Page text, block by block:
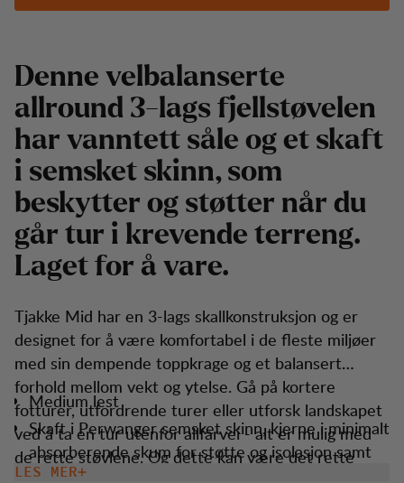
Denne velbalanserte
allround 3-lags fjellstøvelen
har vanntett såle og et skaft
i semsket skinn, som
beskytter og støtter når du
går tur i krevende terreng.
Laget for å vare.
Tjakke Mid har en 3-lags skallkonstruksjon og er
designet for å være komfortabel i de fleste miljøer
med sin dempende toppkrage og et balansert
forhold mellom vekt og ytelse. Gå på kortere
fotturer, utfordrende turer eller utforsk landskapet
ved å ta en tur utenfor allfarvei - alt er mulig med
de rette støvlene. Og dette kan være det rette
Medium lest
Skaft i Perwanger semsket skinn, kjerne i minimalt
absorberende skum for støtte og isolasjon samt
fôr i skinn og mikrofiber.
LES MER